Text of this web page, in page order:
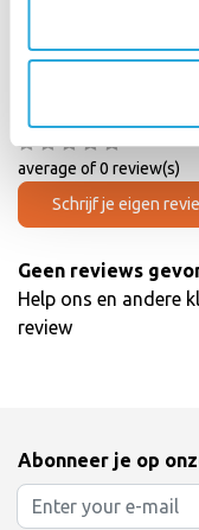
Wat onze klanten
average of 0 review(s)
Schrijf je eigen
Geen reviews
Help ons en andere
review
Abonneer je op